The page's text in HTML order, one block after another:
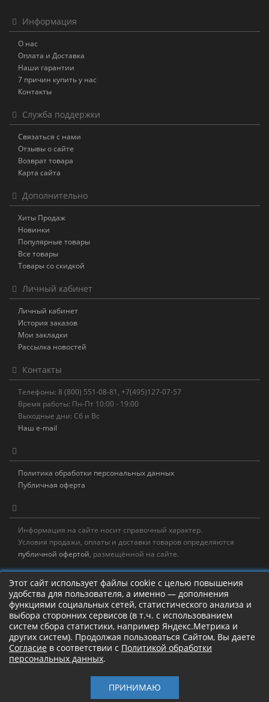
Информация
О нас
Оплата и Доставка
Наши гарантии
7 причин купить у нас
Контакты
Служба поддержки
Связаться с нами
Отзывы о сайте
Возврат товара
Карта сайта
Дополнительно
Хиты Продаж
Новинки
Популярные товары
Все товары
Товары со скидкой
Личный кабинет
Личный кабинет
История заказов
Мои закладки
Рассылка новостей
Контакты
Телефоны: 8 (800) 551-08-81, +7(495)127-07-57
Время работы: Пн-Пт 10:00 - 19:00
Выходные дни: Сб и Вс
Наш e-mail
Политика обработки персональных данных
Публичная оферта
Информация на сайте носит справочный характер.
Условия продажи, оплаты и доставки товаров определяются
публичной офертой, размещённой на сайте.
Новостная рассылка
Новости, акции, распродажи и полезные советы!
Старый Шаман © 2017 – 2026
Левая панель
Этот сайт использует файлы cookie с целью повышения
удобства для пользователя, а именно — дополнения
функциями социальных сетей, статистического анализа и
выбора сторонних сервисов (в т.ч. с использованием
систем сбора статистики, например Яндекс.Метрика и
других систем). Продолжая пользоваться Сайтом, Вы даете
Согласие в соответствии с Политикой обработки
персональных данных.
ПРИНИМАЮ